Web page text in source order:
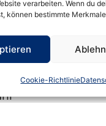
verarbeiten. Wenn du
können bestimmte
Cookie-Richtlinie
oder
werden
dann